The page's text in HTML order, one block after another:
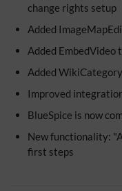
change rights setup
Added
Added
Added
Improved
BlueSpice is now
New functionality:
first steps